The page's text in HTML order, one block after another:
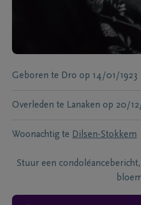
Geboren te Dro op 14/01/1923
Overleden te Lanaken op 20/
Woonachtig te Dilsen-Stokkem
Stuur een